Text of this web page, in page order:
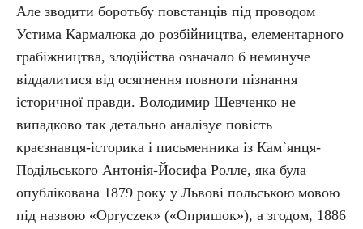
Але зводити боротьбу повстанців під проводом
Устима Кармалюка до розбійництва, елементарного
грабіжництва, злодійства означало б неминуче
віддалитися від осягнення повноти пізнання
історичної правди. Володимир Шевченко не
випадково так детально аналізує повість
краєзнавця-історика і письменника із Кам`янця-
Подільського Антонія-Йосифа Ролле, яка була
опублікована 1879 року у Львові польською мовою
під назвою «Opryczек» («Опришок»), а згодом, 1886